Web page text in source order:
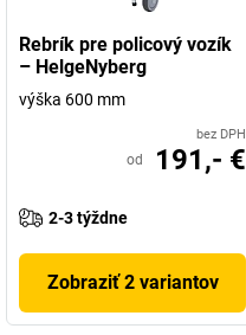
Rebrík pre policový vozík
– HelgeNyberg
výška 600 mm
bez DPH
od 191,- €
2-3 týždne
Zobraziť 2 variantov